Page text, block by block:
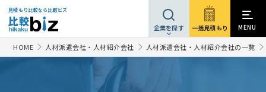
見積もり比較なら比較ビズ
企業を探す 一括見積もり MENU
HOME 人材派遣会社・人材紹介会社 人材派遣会社・人材紹介会社の一覧